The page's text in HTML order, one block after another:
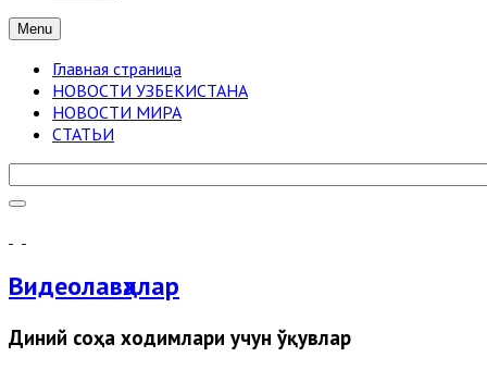
Menu
Главная страница
НОВОСТИ УЗБЕКИСТАНА
НОВОСТИ МИРА
СТАТЬИ
Видеолавҳалар
Диний соҳа ходимлари учун ўқувлар